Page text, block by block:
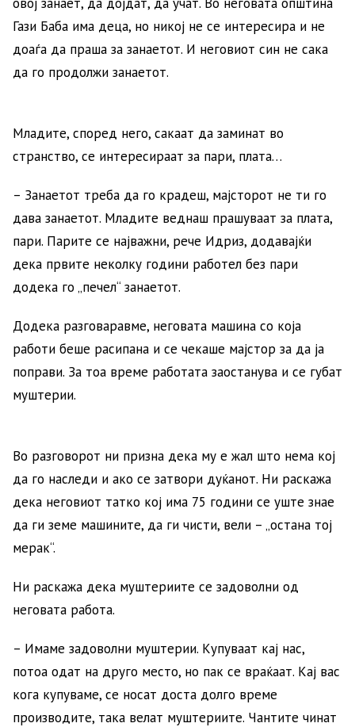
Гази Баба има деца, но никој не се интересира и не
доаѓа да праша за занаетот. И неговиот син не сака
да го продолжи занаетот.
Младите, според него, сакаат да заминат во
странство, се интересираат за пари, плата…
– Занаетот треба да го крадеш, мајсторот не ти го
дава занаетот. Младите веднаш прашуваат за плата,
пари. Парите се најважни, рече Идриз, додавајќи
дека првите неколку години работел без пари
додека го „печел“ занаетот.
Додека разговаравме, неговата машина со која
работи беше расипана и се чекаше мајстор за да ја
поправи. За тоа време работата заостанува и се губат
муштерии.
Во разговорот ни призна дека му е жал што нема кој
да го наследи и ако се затвори дуќанот. Ни раскажа
дека неговиот татко кој има 75 години се уште знае
да ги земе машините, да ги чисти, вели – „остана тој
мерак“.
Ни раскажа дека муштериите се задоволни од
неговата работа.
– Имаме задоволни муштерии. Купуваат кај нас,
потоа одат на друго место, но пак се враќаат. Кај вас
кога купуваме, се носат доста долго време
производите, така велат муштериите. Чантите чинат